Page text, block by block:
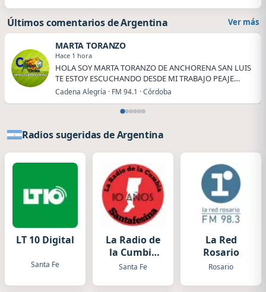
Últimos comentarios de Argentina Ver más
MARTA TORANZO
Hace 1 hora
HOLA SOY MARTA TORANZO DE ANCHORENA SAN LUIS
TE ESTOY ESCUCHANDO DESDE MI TRABAJO PEAJE
ANCHORENA.
Cadena Alegría · FM 94.1 · Córdoba
Radios sugeridas de Argentina
LT 10 Digital
Santa Fe
La Radio de
la Cumbia
Santafesina
Santa Fe
La Red
Rosario
Rosario